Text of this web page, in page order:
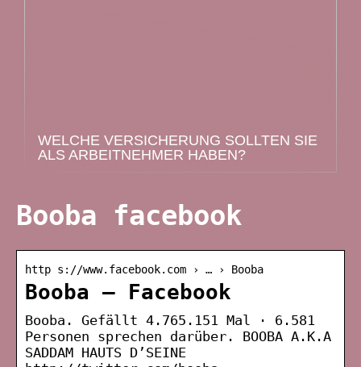
WELCHE VERSICHERUNG SOLLTEN SIE
ALS ARBEITNEHMER HABEN?
Booba facebook
http s://www.facebook.com › … › Booba
Booba – Facebook
Booba. Gefällt 4.765.151 Mal · 6.581
Personen sprechen darüber. BOOBA A.K.A
SADDAM HAUTS D’SEINE